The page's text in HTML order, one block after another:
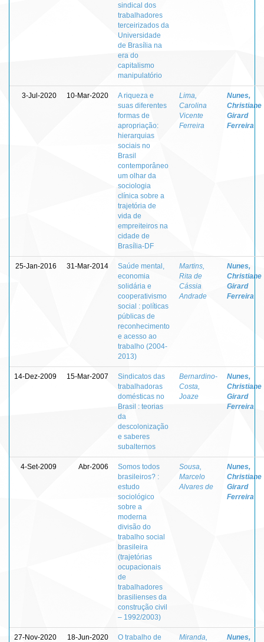
sindical dos
trabalhadores
terceirizados da
Universidade
de Brasília na
era do
capitalismo
manipulatório
3-Jul-2020 10-Mar-2020
A riqueza e
suas diferentes
formas de
apropriação:
hierarquias
sociais no
Brasil
contemporâneo
um olhar da
sociologia
clínica sobre a
trajetória de
vida de
empreiteiros na
cidade de
Brasília-DF
Lima,
Carolina
Vicente
Ferreira
Nunes,
Christiane
Girard
Ferreira
25-Jan-2016 31-Mar-2014
Saúde mental,
economia
solidária e
cooperativismo
social : políticas
públicas de
reconhecimento
e acesso ao
trabalho (2004-
2013)
Martins,
Rita de
Cássia
Andrade
Nunes,
Christiane
Girard
Ferreira
14-Dez-2009 15-Mar-2007
Sindicatos das
trabalhadoras
domésticas no
Brasil : teorias
da
descolonização
e saberes
subalternos
Bernardino-
Costa,
Joaze
Nunes,
Christiane
Girard
Ferreira
4-Set-2009 Abr-2006
Somos todos
brasileiros? :
estudo
sociológico
sobre a
moderna
divisão do
trabalho social
brasileira
(trajetórias
ocupacionais
de
trabalhadores
brasilienses da
construção civil
– 1992/2003)
Sousa,
Marcelo
Alvares de
Nunes,
Christiane
Girard
Ferreira
27-Nov-2020 18-Jun-2020
O trabalho de
Miranda,
Nunes,